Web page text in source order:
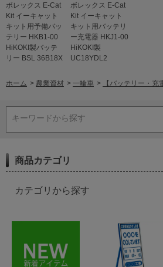
ボレックス E-Cat
Kit イーキャット
キット用予備バッ
テリー HKB1-00
HiKOKI製バッテ
リー BSL 36B18X
ボレックス E-Cat
Kit イーキャット
キット用バッテリ
ー充電器 HKJ1-00
HiKOKI製
UC18YDL2
ホーム > 農業資材 > 一輪車 > 【バッテリー・
キーワードから探す
商品カテゴリ
カテゴリから探す